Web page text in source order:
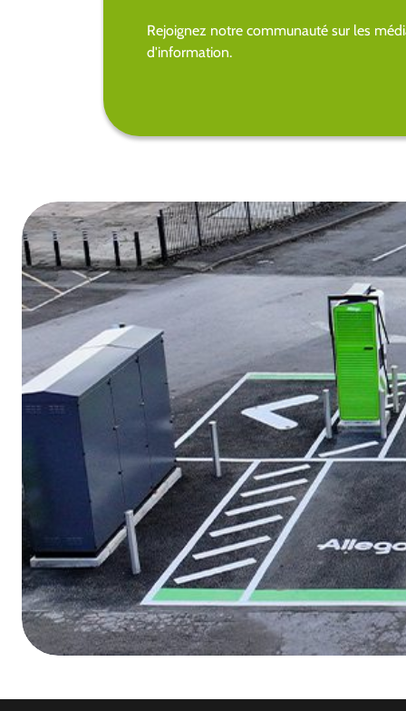
Rejoignez notre communauté sur les
d'information.